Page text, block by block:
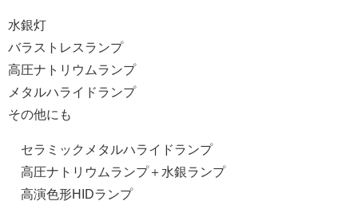
水銀灯
バラストレスランプ
高圧ナトリウムランプ
メタルハライドランプ
その他にも
セラミックメタルハライドランプ
高圧ナトリウムランプ＋水銀ランプ
高演色形HIDランプ